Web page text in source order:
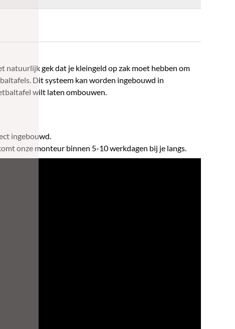
natuurlijk gek dat je kleingeld op zak moet hebben om
Dit systeem kan worden ingebouwd in
wilt laten ombouwen.
ingebouwd.
onze monteur binnen 5-10 werkdagen bij je langs.